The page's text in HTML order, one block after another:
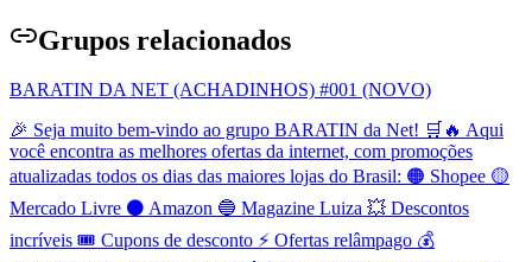
Grupos relacionados
BARATIN DA NET (ACHADINHOS) #001 (NOVO)
🎉 Seja muito bem-vindo ao grupo BARATIN da Net! 🛒🔥 Aqui
você encontra as melhores ofertas da internet, com promoções
atualizadas todos os dias das maiores lojas do Brasil: 🟠 Shopee 🟡
Mercado Livre ⚫ Amazon 🔵 Magazine Luiza 💥 Descontos
incríveis 🎟️ Cupons de desconto ⚡ Ofertas relâmpago 💰